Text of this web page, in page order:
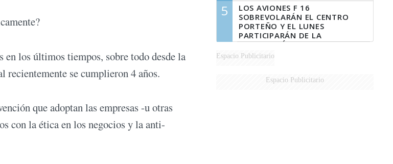
en los últimos tiempos, sobre todo desde la
recientemente se cumplieron 4 años.
que adoptan las empresas -u otras
con la ética en los negocios y la anti-
5
LOS AVIONES F 16
SOBREVOLARÁN EL CENTRO
PORTEÑO Y EL LUNES
PARTICIPARÁN DE LA
CELEBRACIÓN DE LA FUERZA
AÉREA
Espacio Publicitario
Espacio Publicitario